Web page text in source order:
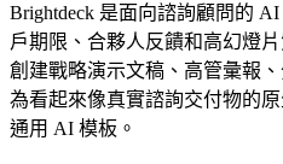
Brightdeck 是面向諮詢顧問的
戶期限、合夥人反饋和高幻燈
創建戰略演示文稿、高管彙報
為看起來像真實諮詢交付物的
通用 AI 模板。